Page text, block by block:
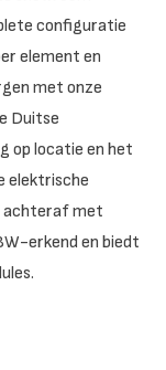
configuratie
element en
met onze
Duitse
op locatie en het
elektrische
achteraf met
erkend en biedt